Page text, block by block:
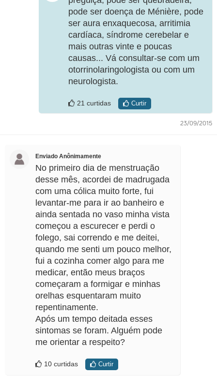
pode ser doença de Ménière, pode
ser aura enxaquecosa, arritimia
cardíaca, síndrome cerebelar e
mais outras vinte e poucas
causas... Vá consultar-se com um
otorrinolaringologista ou com um
neurologista.
21 curtidas Curtir
23/09/2015
Enviado Anônimamente
No primeiro dia de menstruação
desse mês, acordei de madrugada
com uma cólica muito forte, fui
levantar-me para ir ao banheiro e
ainda sentada no vaso minha vista
começou a escurecer e perdi o
folego, sai correndo e me deitei,
quando me senti um pouco melhor,
fui a cozinha comer algo para me
medicar, então meus braços
começaram a formigar e minhas
orelhas esquentaram muito
repentinamente.
Após um tempo deitada esses
sintomas se foram. Alguém pode
me orientar a respeito?
10 curtidas Curtir